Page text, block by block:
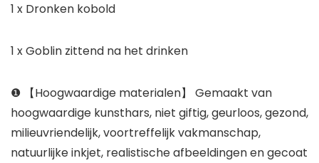
1 x Dronken kobold
1 x Goblin zittend na het drinken
❶ 【Hoogwaardige materialen】 Gemaakt van
hoogwaardige kunsthars, niet giftig, geurloos, gezond,
milieuvriendelijk, voortreffelijk vakmanschap,
natuurlijke inkjet, realistische afbeeldingen en gecoat